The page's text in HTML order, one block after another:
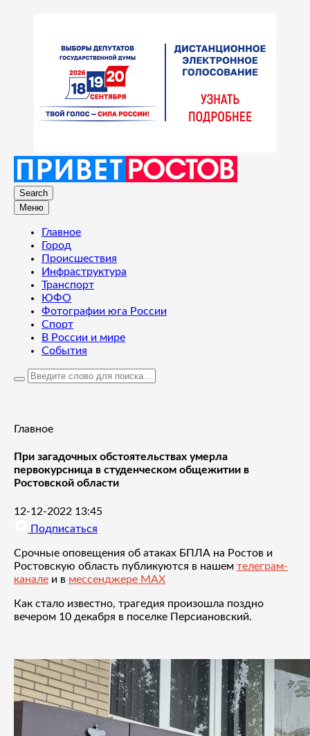
Search
Меню
Главное
Город
Происшествия
Инфраструктура
Транспорт
ЮФО
Фотографии юга России
Спорт
В России и мире
События
Главное
При загадочных обстоятельствах умерла
первокурсница в студенческом общежитии в
Ростовской области
12-12-2022 13:45
Подписаться
Срочные оповещения об атаках БПЛА на Ростов и
Ростовскую область публикуются в нашем телеграм-
канале и в мессенджере MAX
Как стало известно, трагедия произошла поздно
вечером 10 декабря в поселке Персиановский.